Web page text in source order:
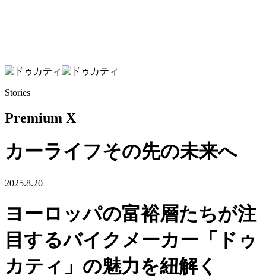
Stories
Premium X
カーライフその先の未来へ
2025.8.20
ヨーロッパの富裕層たちが注
目するバイクメーカー「ドゥ
カティ」の魅力を紐解く